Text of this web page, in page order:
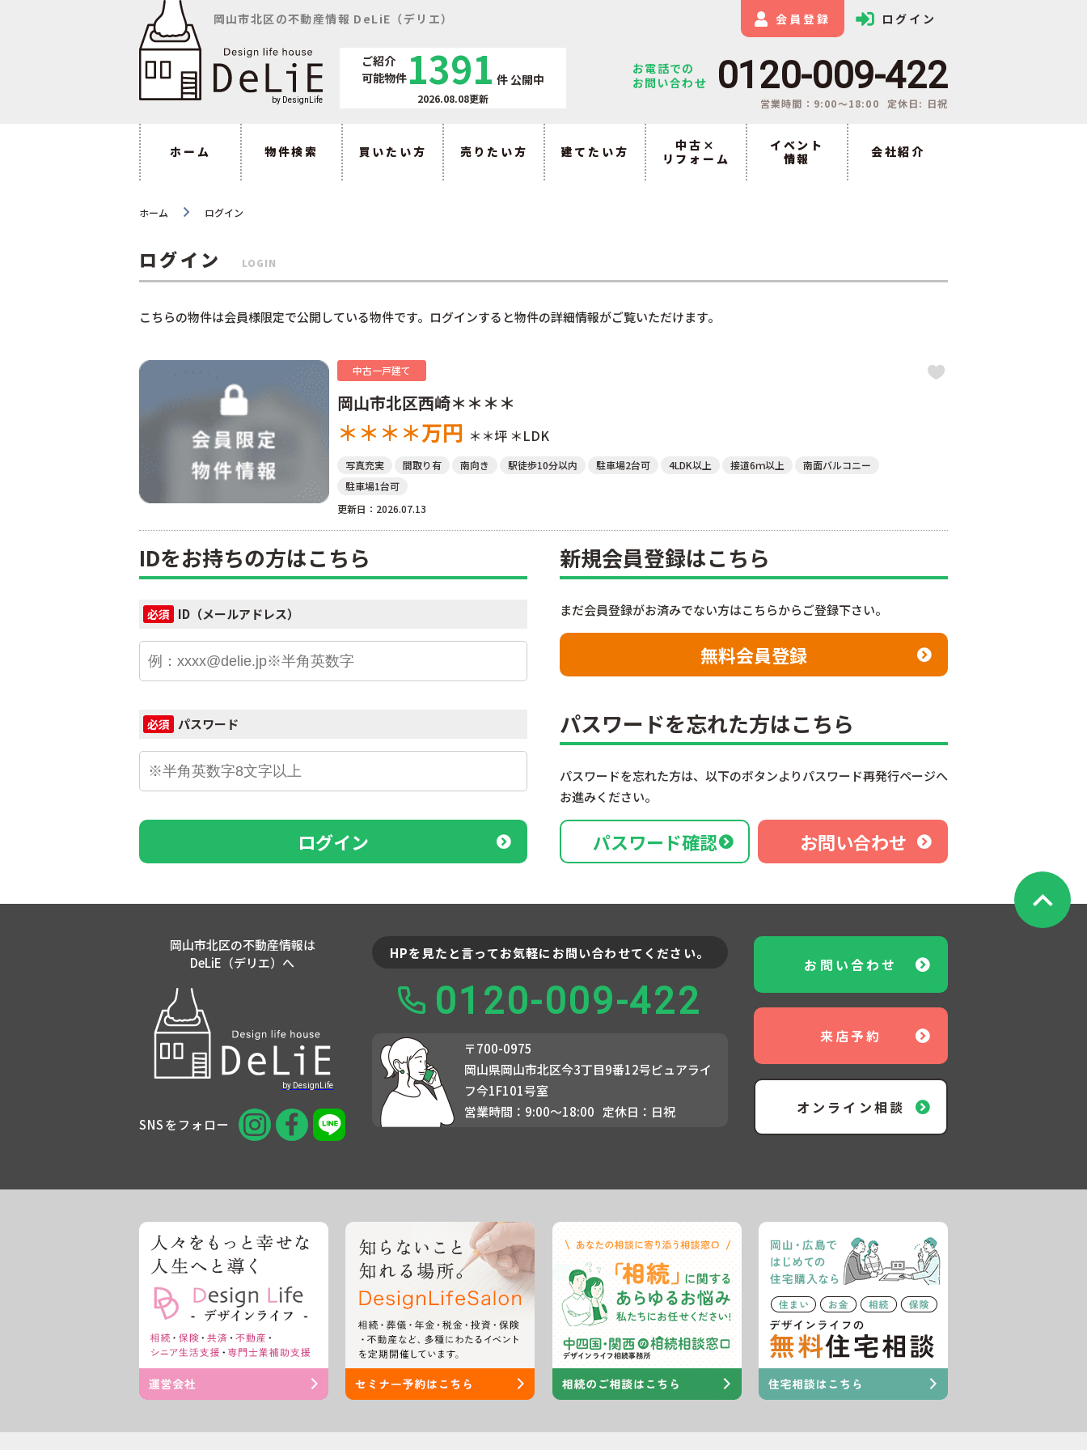
岡山市北区の不動産情報 DeLiE（デリエ） 会員登録 ログイン
ご紹介
可能物件1391 件公開中
2026.08.08更新
お電話での
お問い合わせ
0120-009-422
営業時間：9:00〜18:00 定休日: 日祝
ホーム 物件検索 買いたい方 売りたい方 建てたい方
中古×
リフォーム
イベント
情報
会社紹介
ホーム ログイン
ログイン LOGIN
こちらの物件は会員様限定で公開している物件です。ログインすると物件の詳細情報がご覧いただけます。
中古一戸建て
岡山市北区西崎＊＊＊＊
＊＊＊＊万円 ＊＊坪 ＊LDK
写真充実 間取り有 南向き 駅徒歩10分以内 駐車場2台可 4LDK以上 接道6ｍ以上
南面バルコニー
駐車場1台可
更新日：2026.07.13
IDをお持ちの方はこちら
必須 ID（メールアドレス）
必須 パスワード
ログイン
新規会員登録はこちら
まだ会員登録がお済みでない方はこちらからご登録下さい。
無料会員登録
パスワードを忘れた方はこちら
パスワードを忘れた方は、以下のボタンよりパスワード再発行ページへ
お進みください。
パスワード確認 お問い合わせ
岡山市北区の不動産情報は
DeLiE（デリエ）へ
SNSをフォロー
HPを見たと言ってお気軽にお問い合わせてください。
0120-009-422
〒700-0975
岡山県岡山市北区今3丁目9番12号ピュアライ
フ今1F101号室
営業時間：9:00〜18:00 定休日：日祝
お問い合わせ
来店予約
オンライン相談